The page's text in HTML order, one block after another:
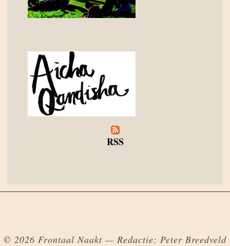
RSS
© 2026 Frontaal Naakt — Redactie: Peter Breedveld